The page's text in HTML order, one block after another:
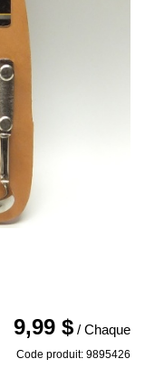
9,99 $ / Chaque
Code produit: 9895426